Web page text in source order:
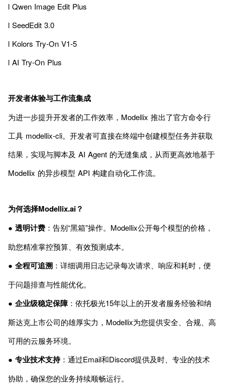
l Qwen Image Edit Plus
l SeedEdit 3.0
l Kolors Try-On V1-5
l AI Try-On Plus
开发者体验与工作流集成
为进一步提升开发者的工作效率，Modellix 推出了官方命令行
工具 modellix-cli。开发者可直接在终端中创建模型任务并获取
结果，实现与脚本及 AI Agent 的无缝集成，从而更高效地基于
Modellix 的异步模型 API 构建自动化工作流。
为何选择Modellix.ai？
● 透明计费 ：告别“黑箱”操作。Modellix公开每个模型的价格，
助您精准掌控预算、有效预测成本。
● 全程可追溯 ：详细调用日志记录每次请求、响应和耗时，便
于问题排查与性能优化。
● 企业级稳定保障：依托极光15年以上的开发者服务经验和纳
斯达克上市公司的雄厚实力，Modellix为您提供安全、合规、高
可用的云服务环境。
● 专业技术支持：通过Email和Discord提供及时、专业的技术
协助，确保您的业务持续顺畅运行。